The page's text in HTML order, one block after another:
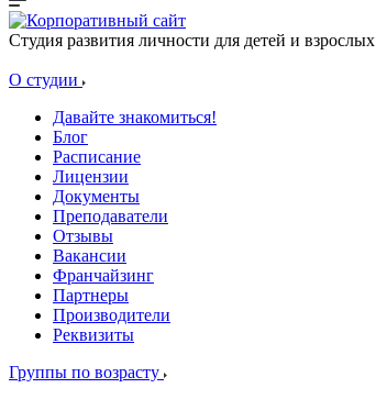
Студия развития личности для детей и взрослых
О студии
Давайте знакомиться!
Блог
Расписание
Лицензии
Документы
Преподаватели
Отзывы
Вакансии
Франчайзинг
Партнеры
Производители
Реквизиты
Группы по возрасту